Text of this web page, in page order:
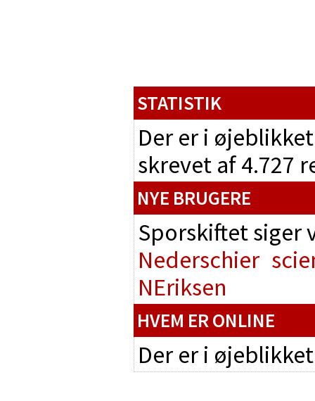
STATISTIK
Der er i
skrevet af 4.727
NYE BRUGERE
Sporskiftet
Nederschier
NEriksen
HVEM ER ONLINE
Der er i